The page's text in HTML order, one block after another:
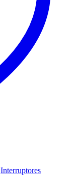
Interruptores